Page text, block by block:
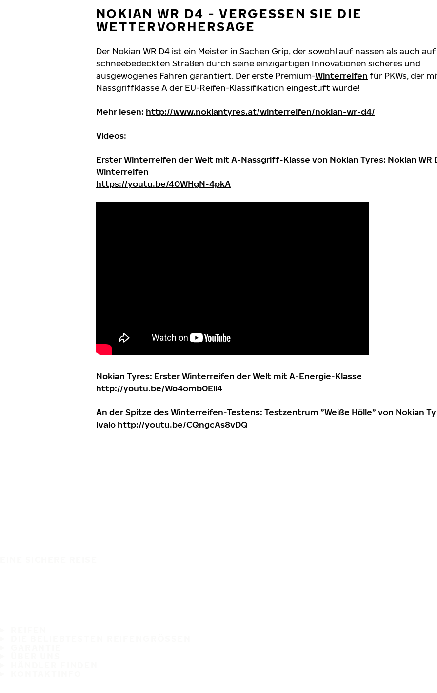
NOKIAN WR D4 - VERGESSEN SIE DIE
WETTERVORHERSAGE
Der Nokian WR D4 ist ein Meister in Sachen Grip, der sowohl auf nassen als auch auf
schneebedeckten Straßen durch seine einzigartigen Innovationen sicheres und
ausgewogenes Fahren garantiert. Der erste Premium-Winterreifen für PKWs, der
Nassgriffklasse A der EU-Reifen-Klassifikation eingestuft wurde!
Mehr lesen: http://www.nokiantyres.at/winterreifen/nokian-wr-d4/
Videos:
Erster Winterreifen der Welt mit A-Nassgriff-Klasse von Nokian Tyres: Nokian WR
Winterreifen
https://youtu.be/40WHgN-4pkA
Nokian Tyres: Erster Winterreifen der Welt mit A-Energie-Klasse
http://youtu.be/Wo4omb0Eil4
An der Spitze des Winterreifen-Testens: Testzentrum ”Weiße Hölle” von Nokian
Ivalo http://youtu.be/CQngcAs8vDQ